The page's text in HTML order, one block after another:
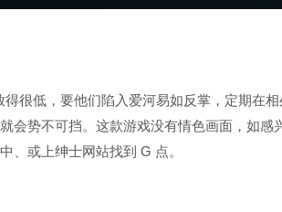
很低，要他们陷入爱河易如反掌，定期在
会势不可挡。这款游戏没有情色画面，如感
、或上绅士网站找到 G 点。